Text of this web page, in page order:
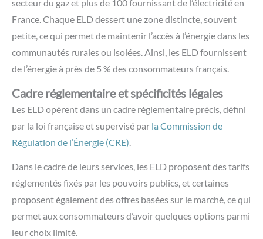
secteur du gaz et plus de 100 fournissant de l’électricité en
France. Chaque ELD dessert une zone distincte, souvent
petite, ce qui permet de maintenir l’accès à l’énergie dans les
communautés rurales ou isolées. Ainsi, les ELD fournissent
de l’énergie à près de 5 % des consommateurs français.
Cadre réglementaire et spécificités légales
Les ELD opèrent dans un cadre réglementaire précis, défini
par la loi française et supervisé par la Commission de
Régulation de l’Énergie (CRE).
Dans le cadre de leurs services, les ELD proposent des tarifs
réglementés fixés par les pouvoirs publics, et certaines
proposent également des offres basées sur le marché, ce qui
permet aux consommateurs d’avoir quelques options parmi
leur choix limité.